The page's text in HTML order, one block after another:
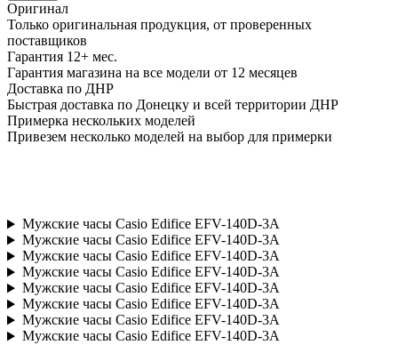
Оригинал
Только оригинальная продукция, от проверенных
поставщиков
Гарантия 12+ мес.
Гарантия магазина на все модели от 12 месяцев
Доставка по ДНР
Быстрая доставка по Донецку и всей территории ДНР
Примерка нескольких моделей
Привезем несколько моделей на выбор для примерки
Мужские часы Casio Edifice EFV-140D-3A
Мужские часы Casio Edifice EFV-140D-3A
Мужские часы Casio Edifice EFV-140D-3A
Мужские часы Casio Edifice EFV-140D-3A
Мужские часы Casio Edifice EFV-140D-3A
Мужские часы Casio Edifice EFV-140D-3A
Мужские часы Casio Edifice EFV-140D-3A
Мужские часы Casio Edifice EFV-140D-3A